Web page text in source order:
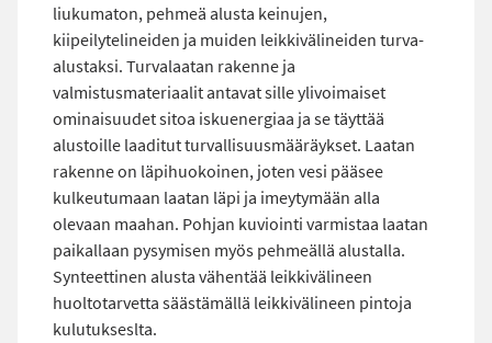
liukumaton, pehmeä alusta keinujen,
kiipeilytelineiden ja muiden leikkivälineiden turva-
alustaksi. Turvalaatan rakenne ja
valmistusmateriaalit antavat sille ylivoimaiset
ominaisuudet sitoa iskuenergiaa ja se täyttää
alustoille laaditut turvallisuusmääräykset. Laatan
rakenne on läpihuokoinen, joten vesi pääsee
kulkeutumaan laatan läpi ja imeytymään alla
olevaan maahan. Pohjan kuviointi varmistaa laatan
paikallaan pysymisen myös pehmeällä alustalla.
Synteettinen alusta vähentää leikkivälineen
huoltotarvetta säästämällä leikkivälineen pintoja
kulutukseslta.